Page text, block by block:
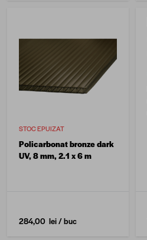
STOC EPUIZAT
Policarbonat bronze dark
UV, 8 mm, 2.1 x 6 m
284,00 lei/ buc